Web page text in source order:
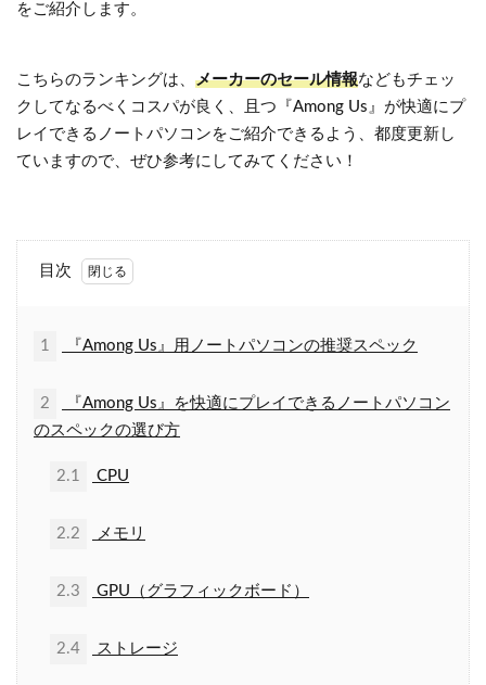
をご紹介します。
こちらのランキングは、 メーカーのセール情報などもチェッ
クしてなるべくコスパが良く、且つ『Among Us』が快適にプ
レイできるノートパソコンをご紹介できるよう、都度更新し
ていますので、ぜひ参考にしてみてください！
目次
1 『Among Us』用ノートパソコンの推奨スペック
2
『Among Us』を快適にプレイできるノートパソコン
のスペックの選び方
2.1 CPU
2.2 メモリ
2.3 GPU（グラフィックボード）
2.4 ストレージ